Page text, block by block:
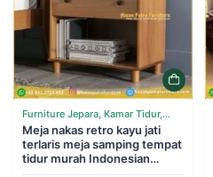
Furniture Jepara, Kamar Tidur,
Tempat Tidur
Meja nakas retro kayu jati
terlaris meja samping tempat
tidur murah Indonesian